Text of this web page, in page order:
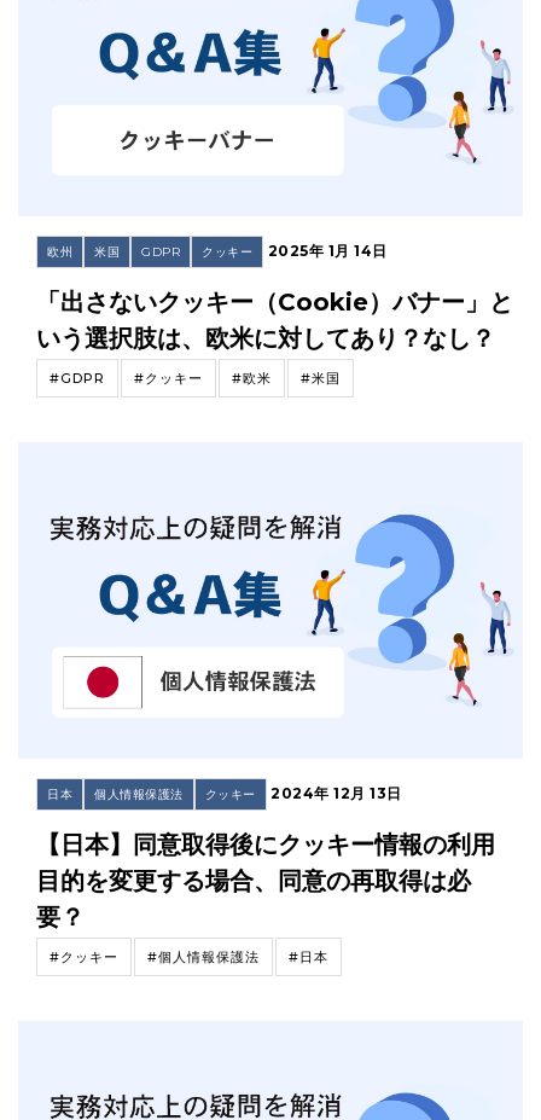
欧州 米国 GDPR クッキー 2025年 1月 14日
「出さないクッキー（Cookie）バナー」と
いう選択肢は、欧米に対してあり？なし？
#GDPR #クッキー #欧米 #米国
日本 個人情報保護法 クッキー 2024年 12月 13日
【日本】同意取得後にクッキー情報の利用
目的を変更する場合、同意の再取得は必
要？
#クッキー #個人情報保護法 #日本